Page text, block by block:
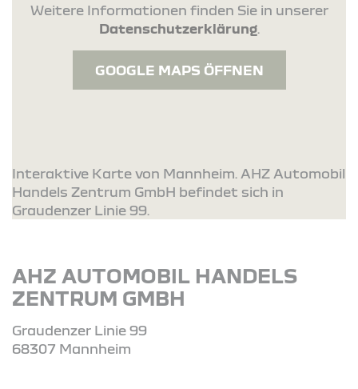
Weitere Informationen finden Sie in unserer
Datenschutzerklärung.
GOOGLE MAPS ÖFFNEN
Interaktive Karte von Mannheim. AHZ Automobil
Handels Zentrum GmbH befindet sich in
Graudenzer Linie 99.
AHZ AUTOMOBIL HANDELS
ZENTRUM GMBH
Graudenzer Linie 99
68307 Mannheim